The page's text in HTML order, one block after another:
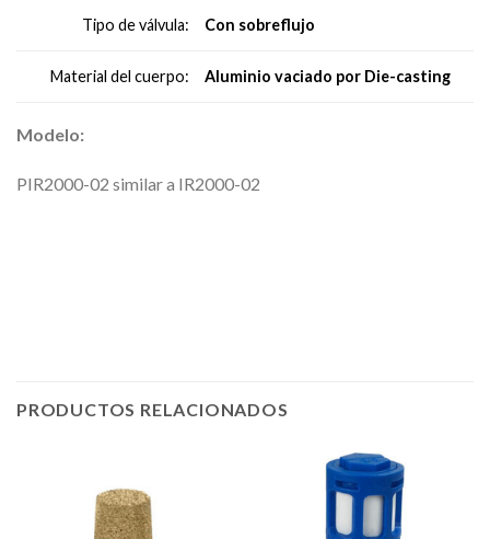
Tipo de válvula: Con sobreflujo
Material del cuerpo: Aluminio vaciado por Die-casting
Modelo:
PIR2000-02 similar a IR2000-02
PRODUCTOS RELACIONADOS